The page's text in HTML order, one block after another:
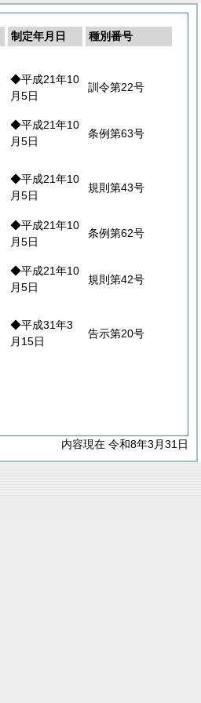
制定年月日
種別番号
◆平成21年10
月5日
訓令第22号
◆平成21年10
月5日
条例第63号
◆平成21年10
月5日
規則第43号
◆平成21年10
月5日
条例第62号
◆平成21年10
月5日
規則第42号
◆平成31年3
月15日
告示第20号
内容現在 令和8年3月31日